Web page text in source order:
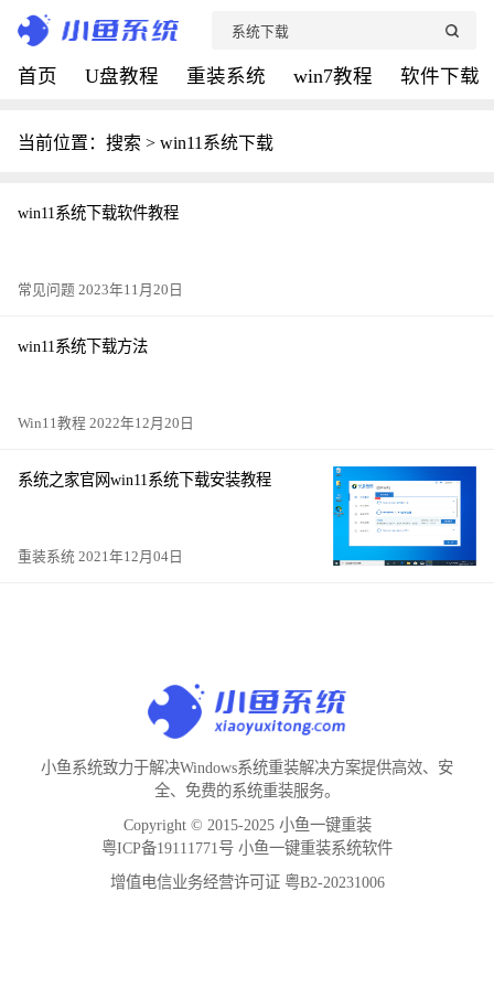
首页 U盘教程 重装系统 win7教程 软件下载
当前位置：搜索 > win11系统下载
win11系统下载软件教程
常见问题 2023年11月20日
win11系统下载方法
Win11教程 2022年12月20日
系统之家官网win11系统下载安装教程
重装系统 2021年12月04日
小鱼系统致力于解决Windows系统重装解决方案提供高效、安
全、免费的系统重装服务。
Copyright © 2015-2025 小鱼一键重装
粤ICP备19111771号 小鱼一键重装系统软件
增值电信业务经营许可证 粤B2-20231006